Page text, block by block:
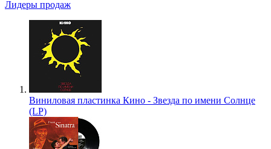
Лидеры продаж
Виниловая пластинка Кино - Звезда по имени Солнце
(LP)